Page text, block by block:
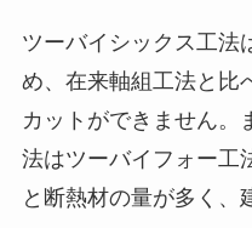
ツーバイシックス工法
め、在来軸組工法と比
カットができません。
法はツーバイフォー工
と断熱材の量が多く、